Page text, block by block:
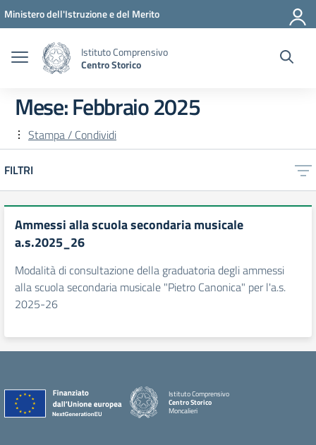
Vai ai contenuti
Vai al menu di navigazione
Vai al footer
Ministero dell'Istruzione e del Merito
Istituto Comprensivo
Centro Storico
Mese:Febbraio 2025
Stampa / Condividi
FILTRI
Ammessi alla scuola secondaria musicale
a.s.2025_26
Modalità di consultazione della graduatoria degli ammessi
alla scuola secondaria musicale "Pietro Canonica" per l'a.s.
2025-26
Istituto Comprensivo
Centro Storico
Moncalieri